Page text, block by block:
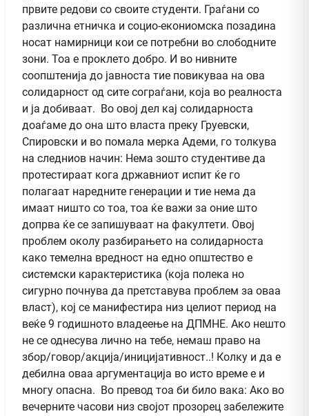
првите редови со своите студенти. Граѓани со
различна етничка и социо-екониомска позадина
носат намирници кои се потребни во слободните
зони. Тоа е проклето добро. И во нивните
соопштенија до јавноста тие повикуваа на ова
солидарност од сите сограѓани, која во реалноста
и ја добиваат. Во овој дел кај солидарноста
доаѓаме до она што власта преку Груевски,
Спировски и во помала мерка Адеми, го толкува
на следниов начин: Нема зошто студентиве да
протестираат кога државниот испит ќе го
полагаат наредните генерации и тие нема да
имаат ништо со тоа, тоа ќе важи за оние што
допрва ќе се запишуваат на факултети. Овој
проблем околу разбирањето на солидарноста
како темелна вредност на едно општество е
системски карактеристика (која полека но
сигурно почнува да претставува проблем за оваа
власт), кој се манифестира низ целиот период на
веќе 9 годишното владеење на ДПМНЕ. Ако нешто
не се однесува лично на тебе, немаш право на
збор/говор/акција/иницијативност..! Колку и да е
дебилна оваа аргументација во исто време е и
многу опасна. Во превод тоа би било вака: Ако во
вечерните часови низ својот прозорец забележите